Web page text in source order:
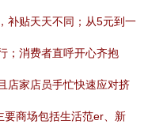
补贴天天不同；从5元到一
；消费者直呼开心齐抱
店家店员手忙快速应对挤
要商场包括生活范er、新